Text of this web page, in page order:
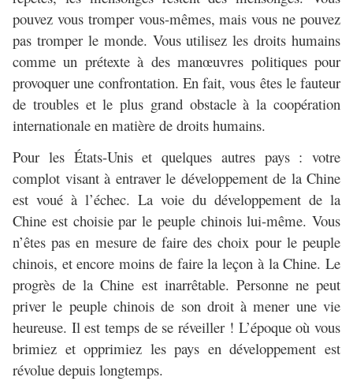
pouvez vous tromper vous-mêmes, mais vous ne pouvez
pas tromper le monde. Vous utilisez les droits humains
comme un prétexte à des manœuvres politiques pour
provoquer une confrontation. En fait, vous êtes le fauteur
de troubles et le plus grand obstacle à la coopération
internationale en matière de droits humains.
Pour les États-Unis et quelques autres pays : votre
complot visant à entraver le développement de la Chine
est voué à l’échec. La voie du développement de la
Chine est choisie par le peuple chinois lui-même. Vous
n’êtes pas en mesure de faire des choix pour le peuple
chinois, et encore moins de faire la leçon à la Chine. Le
progrès de la Chine est inarrêtable. Personne ne peut
priver le peuple chinois de son droit à mener une vie
heureuse. Il est temps de se réveiller ! L’époque où vous
brimiez et opprimiez les pays en développement est
révolue depuis longtemps.